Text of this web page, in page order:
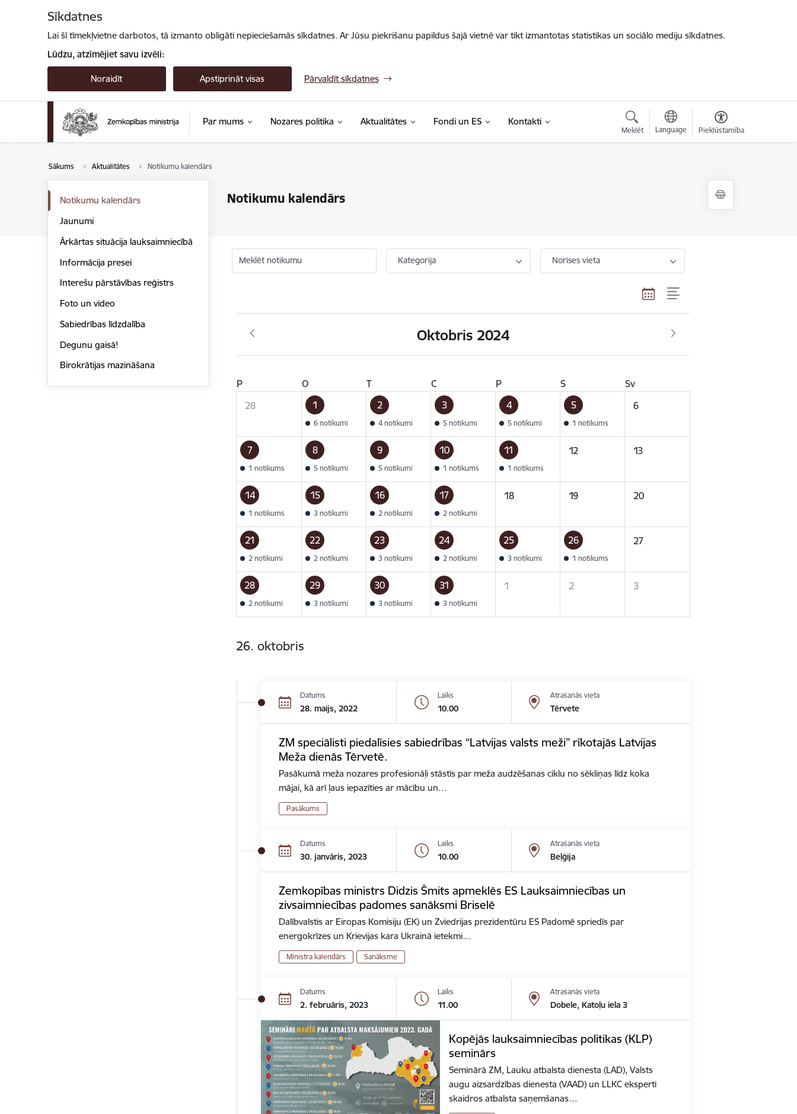
Sīkdatnes
Lai šī tīmekļvietne darbotos, tā izmanto obligāti nepieciešamās sīkdatnes. Ar Jūsu piekrišanu papildus šajā vietnē var tikt izmantotas statistikas un sociālo mediju sīkdatnes.
Lūdzu, atzīmējiet savu izvēli:
Noraidīt Apstiprināt visas Pārvaldīt sīkdatnes
Par mums Nozares politika Aktualitātes Fondi un ES Kontakti
Meklēt Language Piekļūstamība
Sākums Aktualitātes Notikumu kalendārs
Notikumu kalendārs
Notikumu kalendārs
Jaunumi
Ārkārtas situācija lauksaimniecībā
Informācija presei
Interešu pārstāvības reģistrs
Foto un video
Sabiedrības līdzdalība
Degunu gaisā!
Birokrātijas mazināšana
Meklēt notikumu Kategorija Norises vieta
Oktobris 2024
P O T C P S
Sv
28
1
6 notikumi
2
4 notikumi
3
5 notikumi
4
5 notikumi
5
1 notikums
6
7
1 notikums
8
5 notikumi
9
5 notikumi
10
1 notikums
11
1 notikums
12 13
14
1 notikums
15
3 notikumi
16
2 notikumi
17
2 notikumi
18 19 20
21
2 notikumi
22
2 notikumi
23
3 notikumi
24
2 notikumi
25
3 notikumi
26
1 notikums
27
28
2 notikumi
29
3 notikumi
30
3 notikumi
31
3 notikumi
1 2 3
26. oktobris
Datums
28. maijs, 2022
Laiks
10.00
Atrašanās vieta
Tērvete
ZM speciālisti piedalīsies sabiedrības “Latvijas valsts meži” rīkotajās Latvijas
Meža dienās Tērvetē.
Pasākumā meža nozares profesionāļi stāstīs par meža audzēšanas ciklu no sēkliņas līdz koka
mājai, kā arī ļaus iepazīties ar mācību un…
Pasākums
Datums
30. janvāris, 2023
Laiks
10.00
Atrašanās vieta
Beļģija
Zemkopības ministrs Didzis Šmits apmeklēs ES Lauksaimniecības un
zivsaimniecības padomes sanāksmi Briselē
Dalībvalstis ar Eiropas Komisiju (EK) un Zviedrijas prezidentūru ES Padomē spriedīs par
energokrīzes un Krievijas kara Ukrainā ietekmi…
Ministra kalendārs Sanāksme
Datums
2. februāris, 2023
Laiks
11.00
Atrašanās vieta
Dobele, Katoļu iela 3
Kopējās lauksaimniecības politikas (KLP)
seminārs
Seminārā ZM, Lauku atbalsta dienesta (LAD), Valsts
augu aizsardzības dienesta (VAAD) un LLKC eksperti
skaidros atbalsta saņemšanas…